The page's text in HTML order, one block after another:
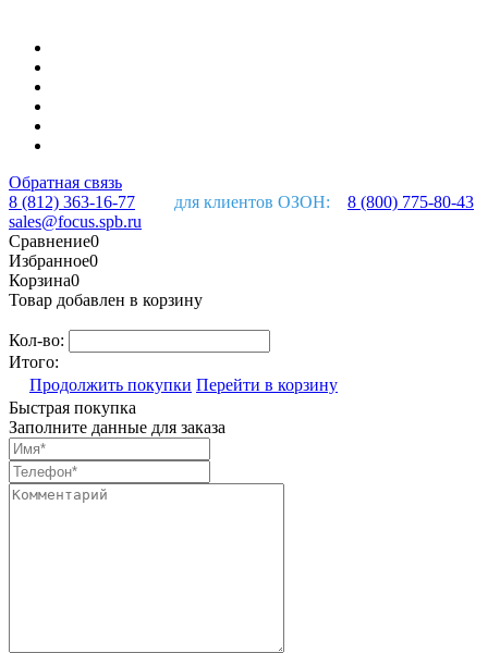
Обратная связь
8 (812) 363-16-77
для клиентов ОЗОН: 8 (800) 775-80-43
sales@focus.spb.ru
Сравнение0
Избранное0
Корзина0
Товар добавлен в корзину
Кол-во:
Итого:
Продолжить покупки Перейти в корзину
Быстрая покупка
Заполните данные для заказа